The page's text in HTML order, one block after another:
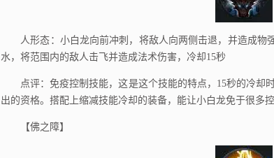
人形态：小白龙向前冲刺，将敌人向两侧击退，并造成物
水，将范围内的敌人击飞并造成法术伤害，冷却15秒
点评：免疫控制技能，这是这个技能的特点，15秒的冷却
出的资格。搭配上缩减技能冷却的装备，能让小白龙免于很多控
【佛之障】